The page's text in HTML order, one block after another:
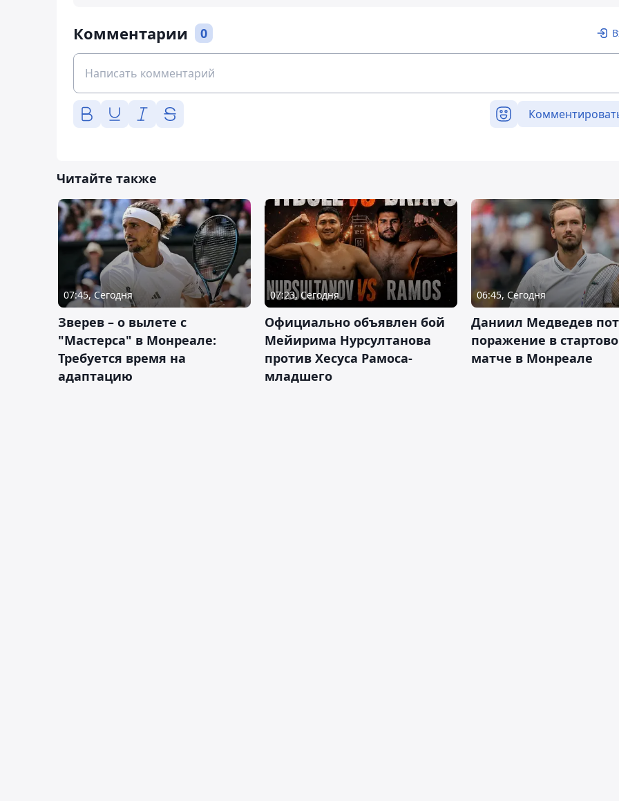
Комментарии 0
Читайте также
07:45, Сегодня
Зверев – о вылете с
"Мастерса" в Монреале:
Требуется время на
адаптацию
07:23, Сегодня
Официально объявлен бой
Мейирима Нурсултанова
против Хесуса Рамоса-
младшего
06:45, Сегодня
Даниил Медведев
поражение в
матче в Монреале